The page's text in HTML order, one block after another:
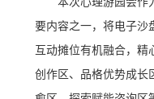
要内容之一，将电子沙
互动摊位有机融合，精
创作区、品格优势成长